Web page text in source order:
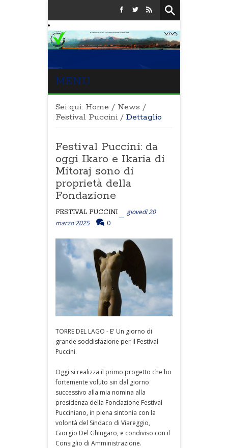
MENU
Sei qui: Home / News /
Festival Puccini / Dettaglio
Festival Puccini: da
oggi Ikaro e Ikaria di
Mitoraj sono di
proprietà della
Fondazione
FESTIVAL PUCCINI
giovedì 20
marzo 2025
0
TORRE DEL LAGO - E' Un giorno di
grande soddisfazione per il Festival
Puccini.
Oggi si realizza il primo progetto che ho
fortemente voluto sin dal giorno
successivo alla mia nomina alla
presidenza della Fondazione Festival
Pucciniano, in piena sintonia con la
volontà del Sindaco di Viareggio,
Giorgio Del Ghingaro, e condiviso con il
Consiglio di Amministrazione.